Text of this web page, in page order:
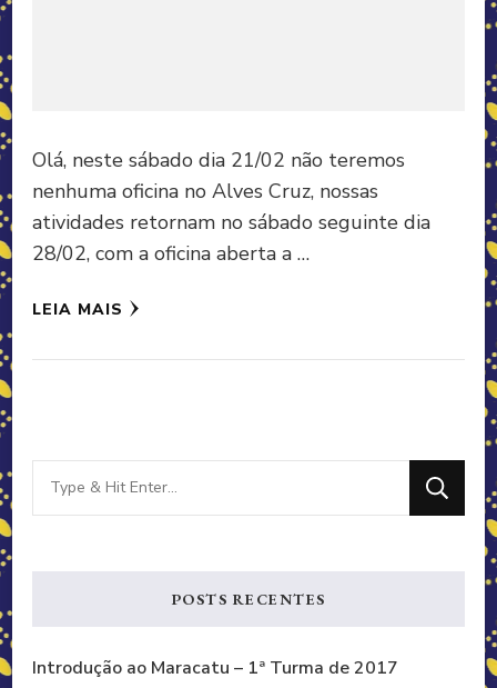
Olá, neste sábado dia 21/02 não teremos
nenhuma oficina no Alves Cruz, nossas
atividades retornam no sábado seguinte dia
28/02, com a oficina aberta a …
LEIA MAIS
Looking
for
POSTS RECENTES
Introdução ao Maracatu – 1ª Turma de 2017